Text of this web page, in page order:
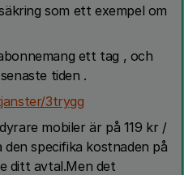
som ett exempel om
ett tag , och
tiden .
3trygg
mobiler är på 119 kr /
specifika kostnaden på
ditt avtal.Men det